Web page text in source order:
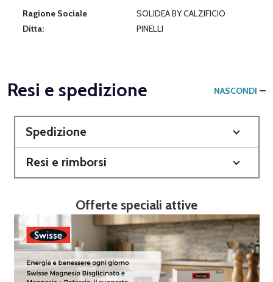
Ragione Sociale
Ditta:
SOLIDEA BY CALZIFICIO
PINELLI
Resi e spedizione NASCONDI
Spedizione
Resi e rimborsi
Offerte speciali attive